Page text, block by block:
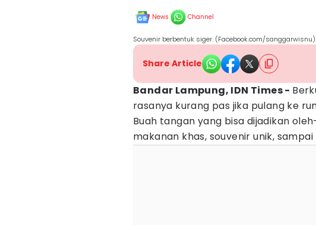
News Channel
Souvenir berbentuk siger. (Facebook.com/sanggarwisnu).
Share Article
Bandar Lampung, IDN Times -
rasanya kurang pas jika pulang ke
Buah tangan yang bisa dijadikan
makanan khas, souvenir unik,